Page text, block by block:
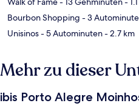
Bourbon Shopping - 3
Unisinos- 5 Autominuten- 2.7 km
Mehr zu dieser
ibis Porto Alegre